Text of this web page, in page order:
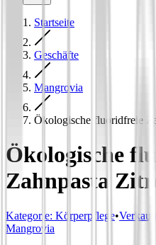
Startseite
Geschäfte
Mangrovia
Ökologische fluoridfreie
Ökologische
Zahnpasta
Kategorie: Körperpflege•
Mangrovia